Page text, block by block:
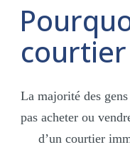
La majorité des
pas acheter ou
d’un courtier